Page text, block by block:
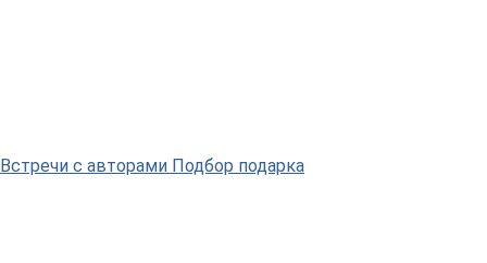
Встречи с авторами Подбор подарка